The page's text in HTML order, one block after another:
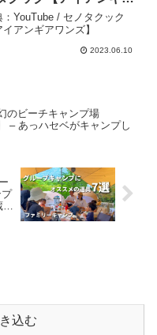
ズ】
：YouTube / セノタクック
イアンギアワンズ】
2023.06.10
のビーチキャンプ場
– あっハセベがキャンプし
庫
込む